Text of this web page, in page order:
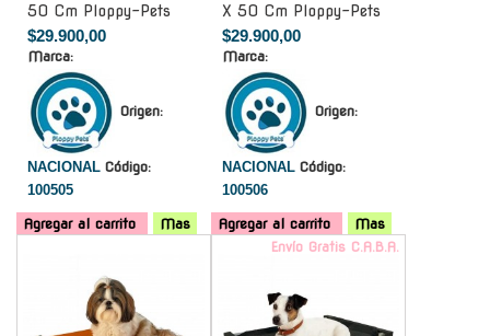
50 Cm Ploppy-Pets
$29.900,00
Marca:
Origen:
NACIONAL Código:
100505
Agregar al carrito Mas
X 50 Cm Ploppy-Pets
$29.900,00
Marca:
Origen:
NACIONAL Código:
100506
Agregar al carrito
Mas
Envío Gratis C.A.B.A.